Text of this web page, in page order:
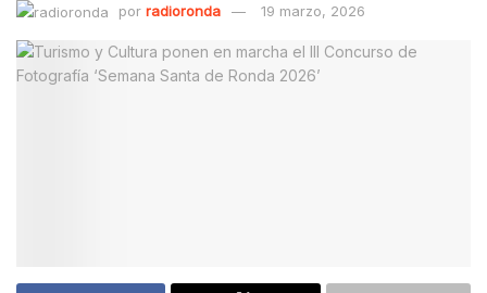
por radioronda 19 marzo, 2026